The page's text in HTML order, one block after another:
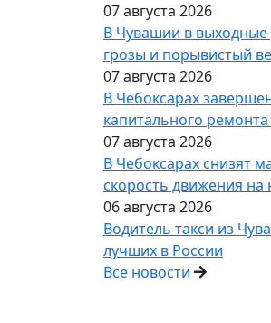
07 августа 2026
В Чувашии в
грозы и порывистый
07 августа 2026
В Чебоксарах
капитального
07 августа 2026
В Чебоксарах снизят
скорость движения на
06 августа 2026
Водитель такси из
лучших в России
Все новости